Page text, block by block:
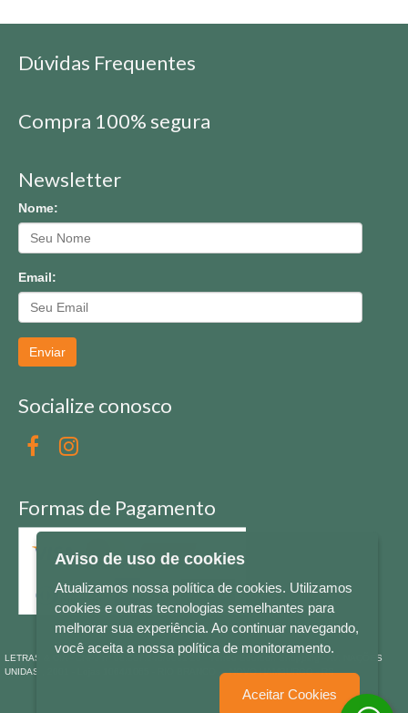
Dúvidas Frequentes
Compra 100% segura
Newsletter
Nome:
Email:
Enviar
Socialize conosco
Formas de Pagamento
LETRAS & CIA - CNPJ n° 88.587.548/0001-20 - Térreo Bourbon Shopping - AV. NAÇÕES
UNIDAS , 2001 - Lojas 1064/1065 - RIO BRANCO - - NOVO HAMBURGO - RS
Aviso de uso de cookies
Atualizamos nossa política de cookies. Utilizamos
cookies e outras tecnologias semelhantes para
melhorar sua experiência. Ao continuar navegando,
você aceita a nossa política de monitoramento.
Aceitar Cookies